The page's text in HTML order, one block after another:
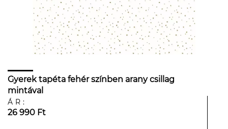
Gyerek tapéta fehér színben arany csillag
mintával
ÁR:
26 990 Ft